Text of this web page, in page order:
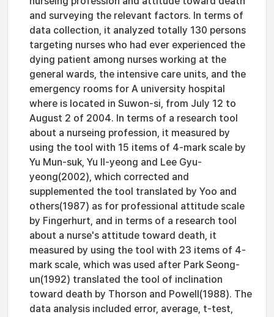
and surveying the relevant factors. In terms of
data collection, it analyzed totally 130 persons
targeting nurses who had ever experienced the
dying patient among nurses working at the
general wards, the intensive care units, and the
emergency rooms for A university hospital
where is located in Suwon-si, from July 12 to
August 2 of 2004. In terms of a research tool
about a nurseing profession, it measured by
using the tool with 15 items of 4-mark scale by
Yu Mun-suk, Yu Il-yeong and Lee Gyu-
yeong(2002), which corrected and
supplemented the tool translated by Yoo and
others(1987) as for professional attitude scale
by Fingerhurt, and in terms of a research tool
about a nurse's attitude toward death, it
measured by using the tool with 23 items of 4-
mark scale, which was used after Park Seong-
un(1992) translated the tool of inclination
toward death by Thorson and Powell(1988). The
data analysis included error, average, t-test,